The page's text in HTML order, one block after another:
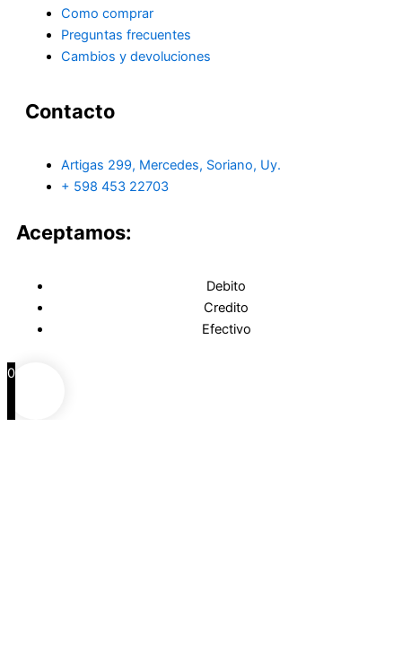
Como comprar
Preguntas frecuentes
Cambios y devoluciones
Contacto
Artigas 299, Mercedes, Soriano, Uy.
+ 598 453 22703
Aceptamos:
Debito
Credito
Efectivo
0